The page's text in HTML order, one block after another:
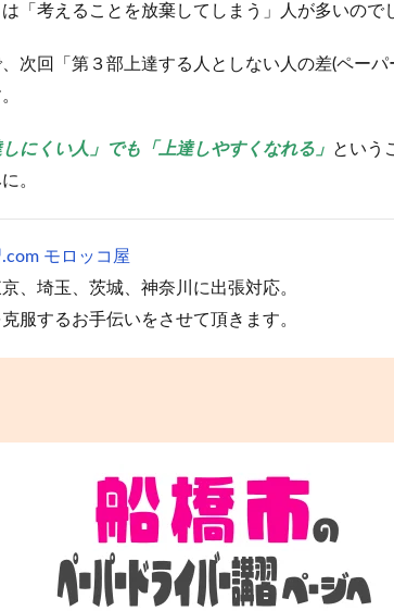
「考えることを放棄してしまう」人が多いので
次回「第３部上達する人としない人の差(ペー
しにくい人」でも「上達しやすくなれる」 という
。
モロッコ屋
、埼玉、茨城、神奈川に出張対応。
服するお手伝いをさせて頂きます。